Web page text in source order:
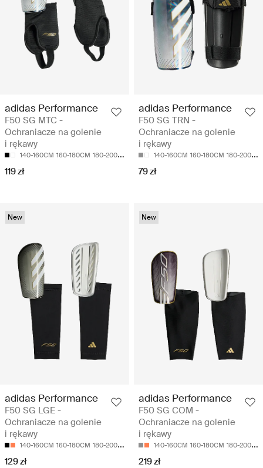
adidas Performance
F50 SG MTC -
Ochraniacze na golenie
i rękawy
140-160CM 160-180CM 180-200CM
119 zł
adidas Performance
F50 SG TRN -
Ochraniacze na golenie
i rękawy
140-160CM 160-180CM 180-200CM
79 zł
New
adidas Performance
F50 SG LGE -
Ochraniacze na golenie
i rękawy
140-160CM 160-180CM 180-200CM
129 zł
New
adidas Performance
F50 SG COM -
Ochraniacze na golenie
i rękawy
140-160CM 160-180CM 180-200CM
219 zł